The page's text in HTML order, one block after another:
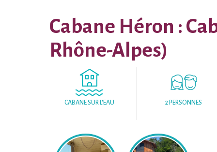
Cabane Héron :
Rhône-Alpes)
CABANE SUR L'EAU 2 PERSONNES